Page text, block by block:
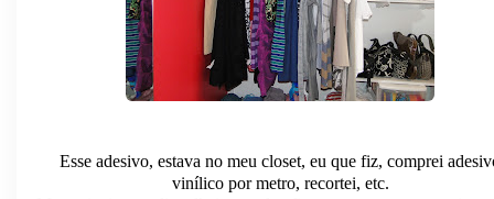
Esse adesivo, estava no meu closet, eu que fiz, comprei
vinílico por metro, recortei, etc.